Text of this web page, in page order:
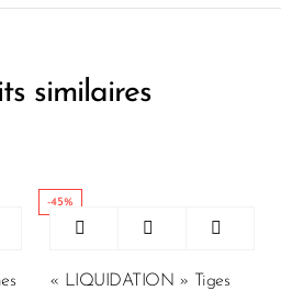
similaires
-45%
« LIQUIDATION » Tiges